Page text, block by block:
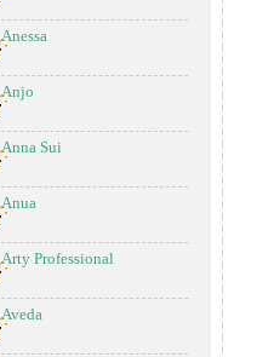
Anessa
Anjo
Anna Sui
Anua
Arty Professional
Aveda